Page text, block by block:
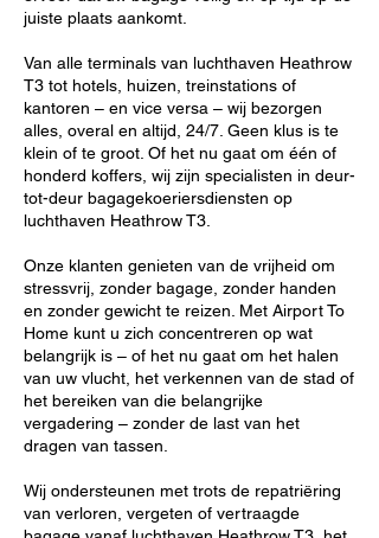
juiste plaats aankomt.
Van alle terminals van luchthaven Heathrow
T3 tot hotels, huizen, treinstations of
kantoren – en vice versa – wij bezorgen
alles, overal en altijd, 24/7. Geen klus is te
klein of te groot. Of het nu gaat om één of
honderd koffers, wij zijn specialisten in deur-
tot-deur bagagekoeriersdiensten op
luchthaven Heathrow T3.
Onze klanten genieten van de vrijheid om
stressvrij, zonder bagage, zonder handen
en zonder gewicht te reizen. Met Airport To
Home kunt u zich concentreren op wat
belangrijk is – of het nu gaat om het halen
van uw vlucht, het verkennen van de stad of
het bereiken van die belangrijke
vergadering – zonder de last van het
dragen van tassen.
Wij ondersteunen met trots de repatriëring
van verloren, vergeten of vertraagde